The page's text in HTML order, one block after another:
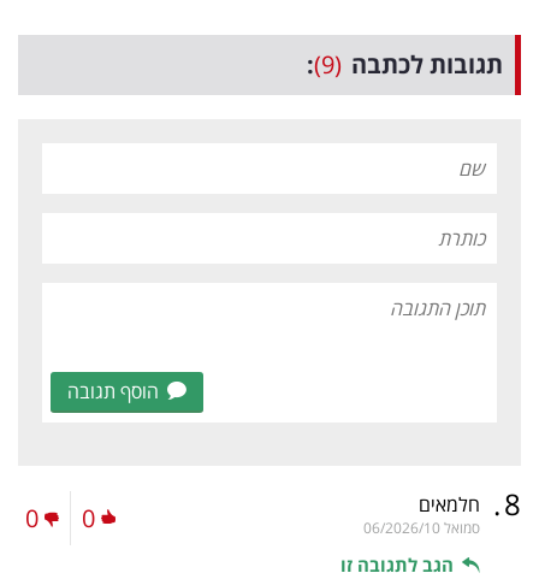
תגובות לכתבה (9)
:
הוסף תגובה
8
. חלמאים
סמואל 06/2026/10
הגב לתגובה זו
0
0